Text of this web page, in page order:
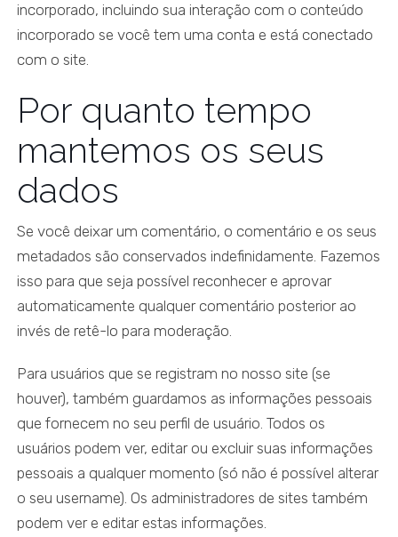
incorporado, incluindo sua interação com o conteúdo
incorporado se você tem uma conta e está conectado
com o site.
Por quanto tempo
mantemos os seus
dados
Se você deixar um comentário, o comentário e os seus
metadados são conservados indefinidamente. Fazemos
isso para que seja possível reconhecer e aprovar
automaticamente qualquer comentário posterior ao
invés de retê-lo para moderação.
Para usuários que se registram no nosso site (se
houver), também guardamos as informações pessoais
que fornecem no seu perfil de usuário. Todos os
usuários podem ver, editar ou excluir suas informações
pessoais a qualquer momento (só não é possível alterar
o seu username). Os administradores de sites também
podem ver e editar estas informações.